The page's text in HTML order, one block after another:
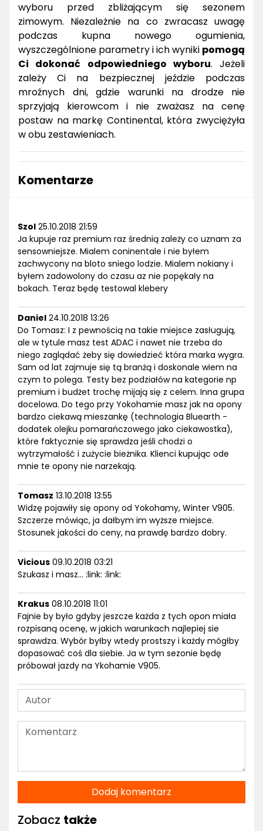
wyboru przed zbliżającym się sezonem
zimowym. Niezależnie na co zwracasz uwagę
podczas kupna nowego ogumienia,
wyszczególnione parametry i ich wyniki pomogą
Ci dokonać odpowiedniego wyboru. Jeżeli
zależy Ci na bezpiecznej jeździe podczas
mroźnych dni, gdzie warunki na drodze nie
sprzyjają kierowcom i nie zważasz na cenę
postaw na markę Continental, która zwyciężyła
w obu zestawieniach.
Komentarze
Szol 25.10.2018 21:59
Ja kupuje raz premium raz średnią zależy co uznam za
sensowniejsze. Mialem coninentale i nie byłem
zachwycony na bloto sniego lodzie. Mialem nokiany i
byłem zadowolony do czasu az nie popękały na
bokach. Teraz będę testowal klebery
Daniel 24.10.2018 13:26
Do Tomasz: I z pewnością na takie miejsce zasługują,
ale w tytule masz test ADAC i nawet nie trzeba do
niego zaglądać żeby się dowiedzieć która marka wygra.
Sam od lat zajmuje się tą branżą i doskonale wiem na
czym to polega. Testy bez podziałów na kategorie np
premium i budżet trochę mijają się z celem. Inna grupa
docelowa. Do tego przy Yokohamie masz jak na opony
bardzo ciekawą mieszankę (technologia Bluearth -
dodatek olejku pomarańczowego jako ciekawostka),
które faktycznie się sprawdza jeśli chodzi o
wytrzymałość i zużycie bieżnika. Klienci kupując ode
mnie te opony nie narzekają.
Tomasz 13.10.2018 13:55
Widzę pojawiły się opony od Yokohamy, Winter V905.
Szczerze mówiąc, ja dałbym im wyższe miejsce.
Stosunek jakości do ceny, na prawdę bardzo dobry.
Vicious 09.10.2018 03:21
Szukasz i masz... :link: :link:
Krakus 08.10.2018 11:01
Fajnie by było gdyby jeszcze każda z tych opon miała
rozpisaną ocenę, w jakich warunkach najlepiej sie
sprawdza. Wybór byłby wtedy prostszy i każdy mógłby
dopasować coś dla siebie. Ja w tym sezonie będę
próbował jazdy na Ykohamie V905.
Dodaj komentarz
Zobacz także